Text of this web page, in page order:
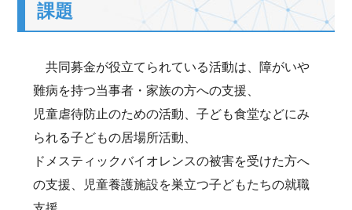
課題
共同募金が役立てられている活動は、障がいや
難病を持つ当事者・家族の方への支援、
児童虐待防止のための活動、子ども食堂などにみ
られる子どもの居場所活動、
ドメスティックバイオレンスの被害を受けた方へ
の支援、児童養護施設を巣立つ子どもたちの就職